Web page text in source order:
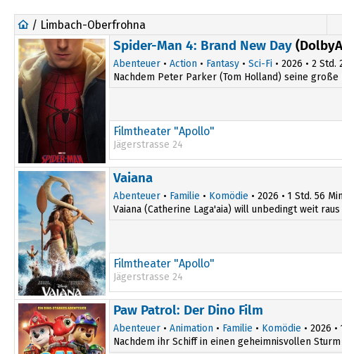
/ Limbach-Oberfrohna
Spider-Man 4: Brand New Day
Abenteuer • Action • Fantasy • Sci-Fi • 2026 • 2 Std.
Nachdem Peter Parker (Tom Holland) seine
Filmtheater "Apollo"
Jägerstrasse 24
16:00
Vaiana
Abenteuer • Familie • Komödie • 2026 • 1 Std. 56
Vaiana (Catherine Laga'aia) will unbedingt weit
Filmtheater "Apollo"
Jägerstrasse 24
17:30
Paw Patrol: Der Dino Film
Abenteuer • Animation • Familie • Komödie • 2026
Nachdem ihr Schiff in einen geheimnisvollen